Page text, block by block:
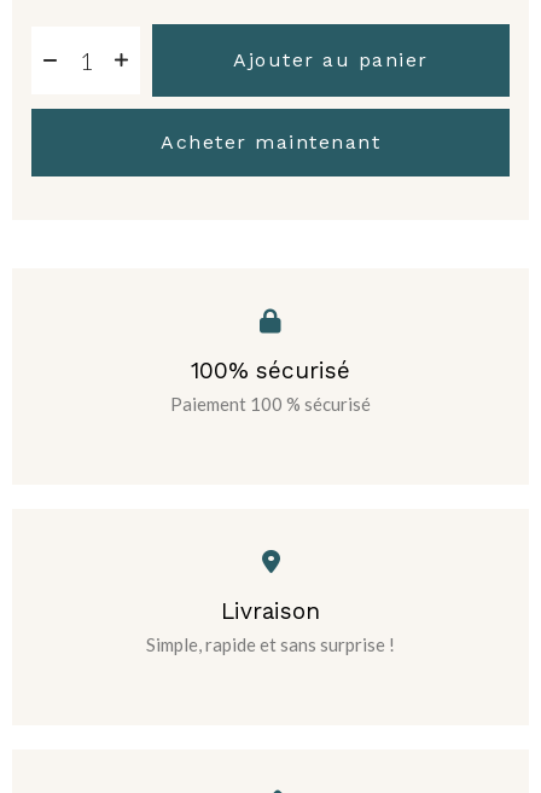
Ajouter au panier
Acheter maintenant
100% sécurisé
Paiement 100 % sécurisé
Livraison
Simple, rapide et sans surprise !